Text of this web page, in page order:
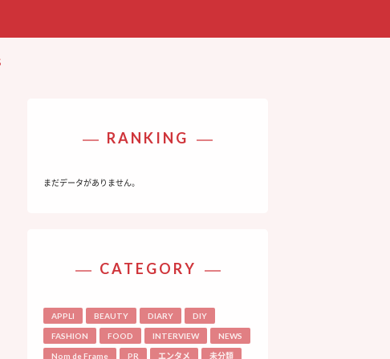
RANKING
まだデータがありません。
CATEGORY
APPLI BEAUTY DIARY DIY
FASHION FOOD INTERVIEW NEWS
Nom de Frame PR エンタメ 未分類